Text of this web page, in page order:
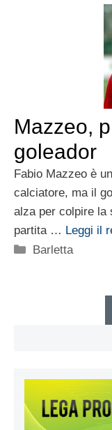
Mazzeo,
goleador
Fabio Mazzeo è
calciatore, ma il
alza per colpire la
partita … Leggi il
Categorie
Barletta